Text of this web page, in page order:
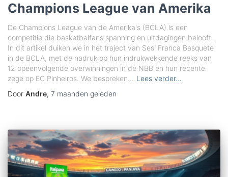
Champions League van Amerika
De Champions League van de Amerika's (BCLA) is een
competitie die basketbalfans spanning en uitdagingen belooft.
In dit artikel duiken we in het traject van Sesi Franca Basquete
in de BCLA, met de nadruk op hun indrukwekkende reeks van
12 opeenvolgende overwinningen in de NBB en hun recente
zege op EC Pinheiros. We bespreken...
Lees verder…
Door Andre, 7 maanden geleden